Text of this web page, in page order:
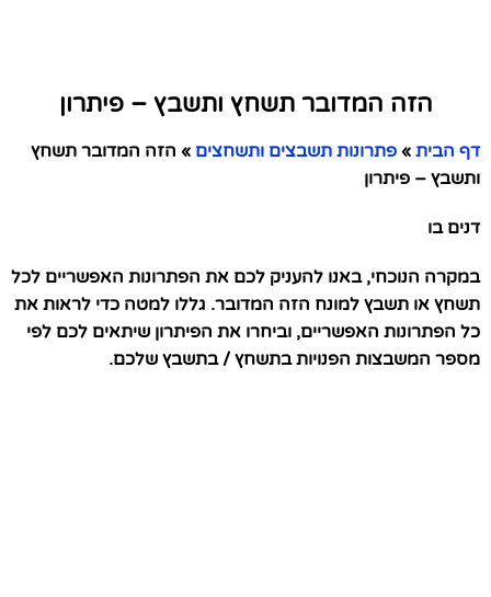
הזה המדובר תשחץ ותשבץ – פיתרון
דף הבית » פתרונות תשבצים ותשחצים » הזה המדובר תשחץ
ותשבץ – פיתרון
דנים בו
במקרה הנוכחי, באנו להעניק לכם את הפתרונות האפשריים לכל
תשחץ או תשבץ למונח הזה המדובר. גללו למטה כדי לראות את
כל הפתרונות האפשריים, וביחרו את הפיתרון שיתאים לכם לפי
מספר המשבצות הפנויות בתשחץ / בתשבץ שלכם.